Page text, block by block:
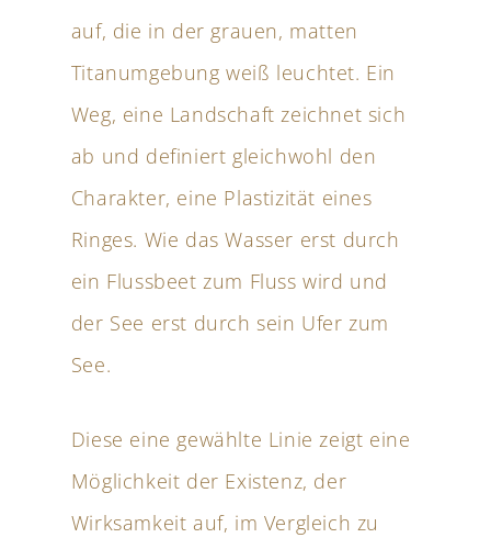
auf, die in der grauen, matten
Titanumgebung weiß leuchtet. Ein
Weg, eine Landschaft zeichnet sich
ab und definiert gleichwohl den
Charakter, eine Plastizität eines
Ringes. Wie das Wasser erst durch
ein Flussbeet zum Fluss wird und
der See erst durch sein Ufer zum
See.
Diese eine gewählte Linie zeigt eine
Möglichkeit der Existenz, der
Wirksamkeit auf, im Vergleich zu